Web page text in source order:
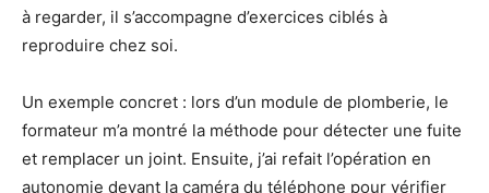
à regarder, il s’accompagne d’exercices ciblés à
reproduire chez soi.
Un exemple concret : lors d’un module de plomberie, le
formateur m’a montré la méthode pour détecter une fuite
et remplacer un joint. Ensuite, j’ai refait l’opération en
autonomie devant la caméra du téléphone pour vérifier